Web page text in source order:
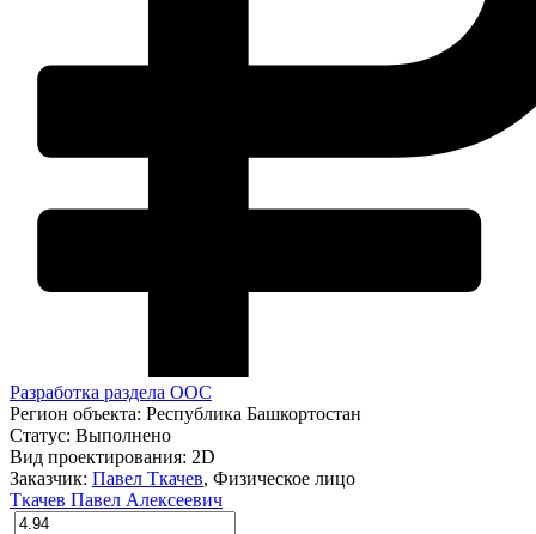
Разработка раздела ООС
Регион объекта: Республика Башкортостан
Статус: Выполнено
Вид проектирования: 2D
Заказчик: Павел Ткачев, Физическое лицо
Ткачев Павел Алексеевич